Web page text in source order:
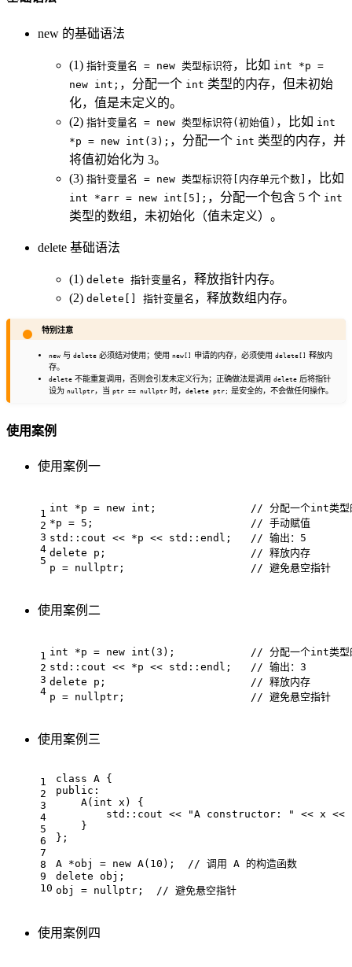
new 的基础语法
(1) 指针变量名 = new 类型标识符，比如 int *p =
new int; ，分配一个 int 类型的内存，但未初始
化，值是未定义的。
(2) 指针变量名 = new 类型标识符(初始值) ，比如 int
*p = new int(3); ，分配一个 int 类型的内存，并
将值初始化为 3。
(3) 指针变量名 = new 类型标识符[内存单元个数] ，比如
int *arr = new int[5]; ，分配一个包含 5 个 int
类型的数组，未初始化（值未定义）。
delete 基础语法
(1) delete 指针变量名 ，释放指针内存。
(2) delete[] 指针变量名 ，释放数组内存。
特别注意
new 与delete 必须结对使用；使用new[] 申请的内存，必须使用delete[] 释放内
存。
delete 不能重复调用，否则会引发未定义行为；正确做法是调用delete 后将指针
设为nullptr，当ptr == nullptr 时，delete ptr; 是安全的，不会做任何操作。
使用案例
使用案例一
1
2
3
4
5
int *p = new int ;
// 分配一个int类型
*p = 5 ;
// 手动赋值
std::cout << *p << std::endl;
// 输出：5
delete p;
// 释放内存
p = nullptr ; // 避免悬空指针
使用案例二
1
2
3
4
int *p = new int ( 3 );
// 分配一个int类型
std::cout << *p << std::endl;
// 输出：3
delete p;
// 释放内存
p = nullptr ; // 避免悬空指针
使用案例三
1
2
3
4
5
6
7
8
9
10
class A {
public :
A( int x) {
        std::cout <<
"A constructor: "
<< x
    }
};
A *obj = new A( 10 );
// 调用 A 的构造函数
delete obj;
obj = nullptr ; // 避免悬空指针
使用案例四